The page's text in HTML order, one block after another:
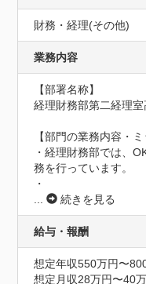
財務・経理(その他)
業務内容
【部署名称】
経理財務部第二経理
【部門の業務内容・ミ
・経理財務部では、
務を行っています。
・
...
続きを見る
給与・報酬
想定年収550万円〜
想定月収28万円〜40